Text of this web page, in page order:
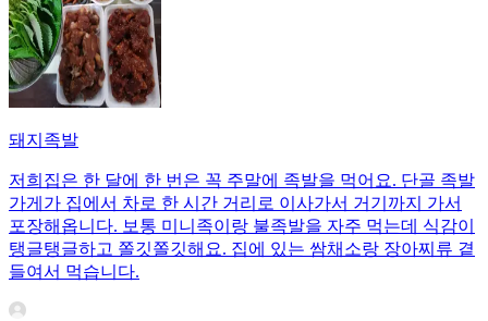
돼지족발
저희집은 한 달에 한 번은 꼭 주말에 족발을 먹어요. 단골 족발
가게가 집에서 차로 한 시간 거리로 이사가서 거기까지 가서
포장해옵니다. 보통 미니족이랑 불족발을 자주 먹는데 식감이
탱글탱글하고 쫄깃쫄깃해요. 집에 있는 쌈채소랑 장아찌류 곁
들여서 먹습니다.